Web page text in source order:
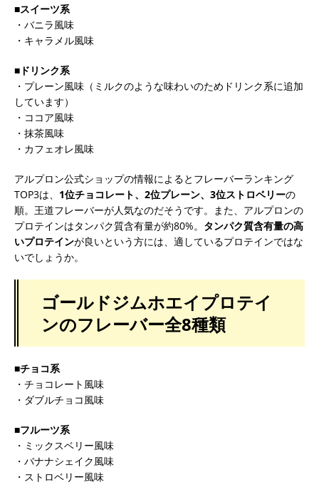
■スイーツ系
・バニラ風味
・キャラメル風味
■ドリンク系
・プレーン風味（ミルクのような味わいのためドリンク系に追加
しています）
・ココア風味
・抹茶風味
・カフェオレ風味
アルプロン公式ショップの情報によるとフレーバーランキング
TOP3は、 1位チョコレート、2位プレーン、3位ストロベリーの
順。王道フレーバーが人気なのだそうです。また、アルプロンの
プロテインはタンパク質含有量が約80%。 タンパク質含有量の高
いプロテインが良いという方には、適しているプロテインではな
いでしょうか。
ゴールドジムホエイプロテイ
ンのフレーバー全8種類
■チョコ系
・チョコレート風味
・ダブルチョコ風味
■フルーツ系
・ミックスベリー風味
・バナナシェイク風味
・ストロベリー風味